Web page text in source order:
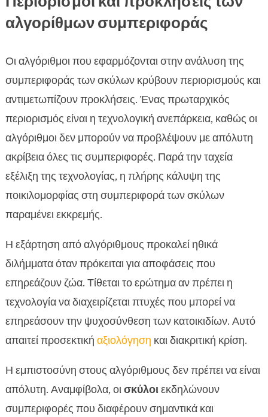
αλγορίθμων συμπεριφοράς
Οι αλγόριθμοι που εφαρμόζονται στην ανάλυση της
συμπεριφοράς των σκύλων κρύβουν περιορισμούς και
αντιμετωπίζουν προκλήσεις. Ένας πρωταρχικός
περιορισμός είναι η τεχνολογική ανεπάρκεια, καθώς οι
αλγόριθμοι δεν μπορούν να προβλέψουν με απόλυτη
ακρίβεια όλες τις συμπεριφορές. Παρά την ταχεία
εξέλιξη της τεχνολογίας, η πλήρης κάλυψη της
ποικιλομορφίας στη συμπεριφορά των σκύλων
παραμένει εκκρεμής.
Η εξάρτηση από αλγόριθμους προκαλεί ηθικά
διλήμματα όταν πρόκειται για αποφάσεις που
επηρεάζουν ζώα. Τίθεται το ερώτημα αν πρέπει η
τεχνολογία να διαχειρίζεται πτυχές που μπορεί να
επηρεάσουν την ψυχοσύνθεση των κατοικιδίων. Αυτό
απαιτεί προσεκτική αξιολόγηση και διακριτική κρίση.
Η εμπιστοσύνη στους αλγόριθμους δεν πρέπει να είναι
απόλυτη. Αναμφίβολα, οισκύλοιεκδηλώνουν
συμπεριφορές που διαφέρουν σημαντικά και